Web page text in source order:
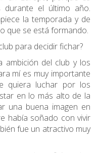
el último año.
la temporada y de
que se está formando.
para decidir fichar?
ambición del club y los
mí es muy importante
quiera luchar por los
en lo más alto de la
una buena imagen en
había soñado con vivir
fue un atractivo muy